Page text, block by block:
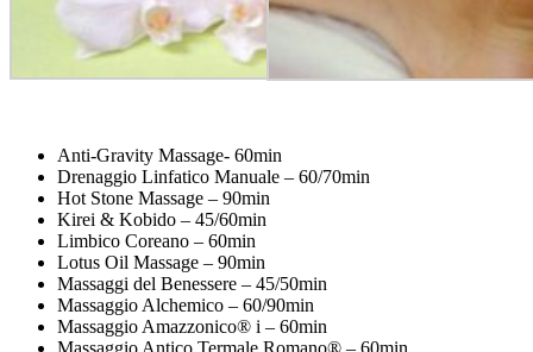
Anti-Gravity Massage- 60min
Drenaggio Linfatico Manuale – 60/70min
Hot Stone Massage – 90min
Kirei & Kobido – 45/60min
Limbico Coreano – 60min
Lotus Oil Massage – 90min
Massaggi del Benessere – 45/50min
Massaggio Alchemico – 60/90min
Massaggio Amazzonico® i – 60min